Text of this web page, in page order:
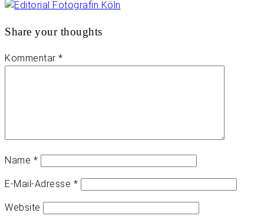
Share your thoughts
Kommentar *
Name *
E-Mail-Adresse *
Website